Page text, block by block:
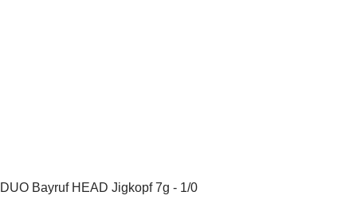
DUO Bayruf HEAD Jigkopf 7g - 1/0